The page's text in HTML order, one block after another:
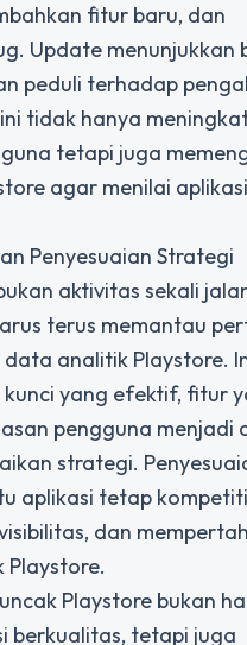
fitur baru, dan
Update menunjukkan
peduli terhadap
tidak hanya
tetapi juga
agar menilai
Penyesuaian Strategi
aktivitas sekali
terus memantau
data analitik Playstore.
yang efektif, fitur
pengguna menjadi
strategi.
aplikasi tetap
dan
Playstore.
Playstore bukan
berkualitas, tetapi juga